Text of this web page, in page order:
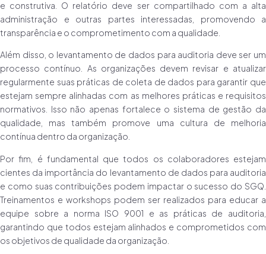
e construtiva. O relatório deve ser compartilhado com a alta
administração e outras partes interessadas, promovendo a
transparência e o comprometimento com a qualidade.
Além disso, o levantamento de dados para auditoria deve ser um
processo contínuo. As organizações devem revisar e atualizar
regularmente suas práticas de coleta de dados para garantir que
estejam sempre alinhadas com as melhores práticas e requisitos
normativos. Isso não apenas fortalece o sistema de gestão da
qualidade, mas também promove uma cultura de melhoria
contínua dentro da organização.
Por fim, é fundamental que todos os colaboradores estejam
cientes da importância do levantamento de dados para auditoria
e como suas contribuições podem impactar o sucesso do SGQ.
Treinamentos e workshops podem ser realizados para educar a
equipe sobre a norma ISO 9001 e as práticas de auditoria,
garantindo que todos estejam alinhados e comprometidos com
os objetivos de qualidade da organização.